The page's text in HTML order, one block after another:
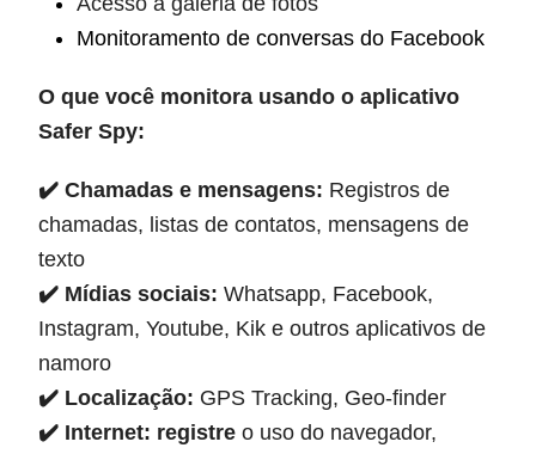
Monitoramento de conversas do Facebook
O que você monitora usando o aplicativo
Safer Spy:
✔️ Chamadas e mensagens: Registros de
chamadas, listas de contatos, mensagens de
texto
✔️ Mídias sociais: Whatsapp, Facebook,
Instagram, Youtube, Kik e outros aplicativos de
namoro
✔️ Localização: GPS Tracking, Geo-finder
✔️ Internet: registre o uso do navegador,